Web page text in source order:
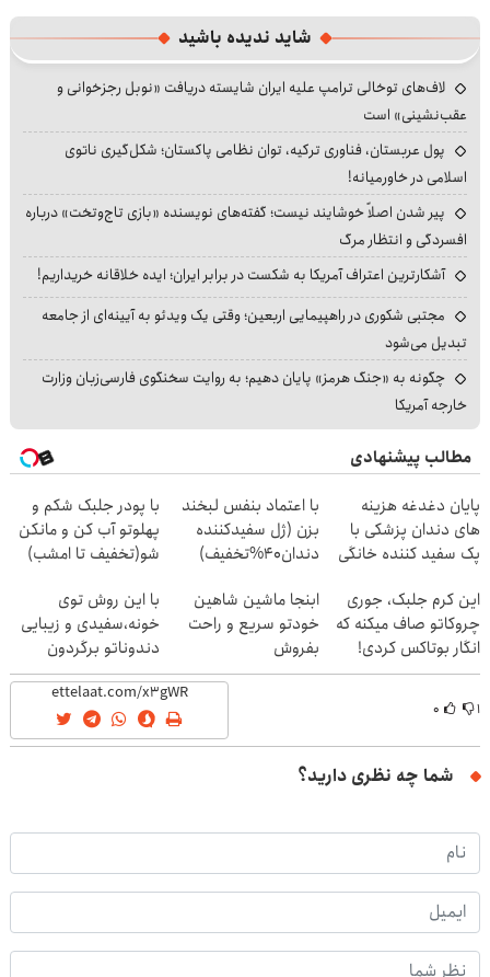
شاید ندیده باشید
لاف‌های توخالی ترامپ علیه ایران شایسته دریافت «نوبل رجزخوانی و
عقب‌نشینی» است
پول عربستان، فناوری ترکیه، توان نظامی پاکستان؛ شکل‌گیری ناتوی
اسلامی در خاورمیانه!
پیر شدن اصلاً خوشایند نیست؛ گفته‌های نویسنده «بازی تاج‌وتخت» درباره
افسردگی و انتظار مرگ
آشکارترین اعتراف آمریکا به شکست در برابر ایران؛ ایده خلاقانه خریداریم!
مجتبی شکوری در راهپیمایی اربعین؛ وقتی یک ویدئو به آیینه‌ای از جامعه
تبدیل می‌شود
چگونه به «جنگ هرمز» پایان دهیم؛ به روایت سخنگوی فارسی‌زبان وزارت
خارجه آمریکا
مطالب پیشنهادی
پایان دغدغه هزینه
های دندان پزشکی با
پک سفید کننده خانگی
با اعتماد بنفس لبخند
بزن (ژل سفیدکننده
دندان40%تخفیف)
با پودر جلبک شکم و
پهلوتو آب کن و مانکن
شو(تخفیف تا امشب)
این کرم جلبک، جوری
چروکاتو صاف میکنه که
انگار بوتاکس کردی!
(تخفیف ویژه)
ابنجا ماشین شاهین
خودتو سریع و راحت
بفروش
با این روش توی
خونه،سفیدی و زیبایی
دندوناتو برگردون
(40%off)
۱ ۰
شما چه نظری دارید؟